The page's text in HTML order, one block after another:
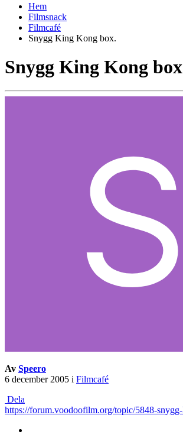
Hem
Filmsnack
Filmcafé
Snygg King Kong box.
Snygg King Kong
Av Speero
6 december 2005 i Filmcafé
Dela
https://forum.voodoofilm.org/topic/5848-